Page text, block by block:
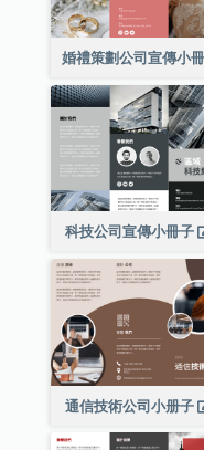
科技公司宣傳小冊子
通信技術公司小册子